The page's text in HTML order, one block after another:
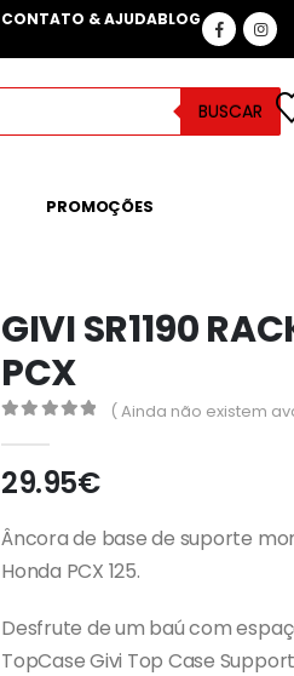
CONTATO & AJUDABLOG
BUSCAR
PROMOÇÕES
GIVI SR1190
PCX
( Ainda não existem
29.95€
Âncora de base de suporte
Honda PCX 125.
Desfrute de um baú com
TopCase Givi Top Case Support